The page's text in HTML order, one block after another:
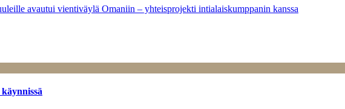
avautui vientiväylä Omaniin – yhteisprojekti intialaiskumppanin kanssa